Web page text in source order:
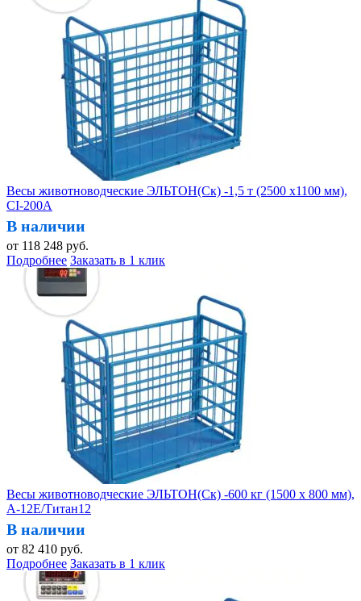
Весы животноводческие ЭЛЬТОН(Ск) -1,5 т (2500 х1100 мм),
CI-200A
В наличии
от 118 248 руб.
Подробнее Заказать в 1 клик
Весы животноводческие ЭЛЬТОН(Ск) -600 кг (1500 х 800 мм),
А-12Е/Титан12
В наличии
от 82 410 руб.
Подробнее Заказать в 1 клик